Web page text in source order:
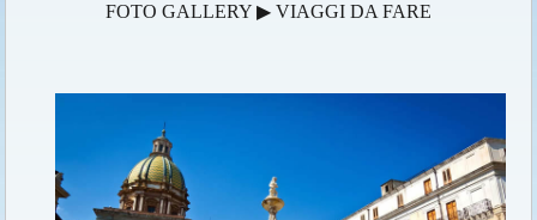
FOTO GALLERY ▶ VIAGGI DA FARE